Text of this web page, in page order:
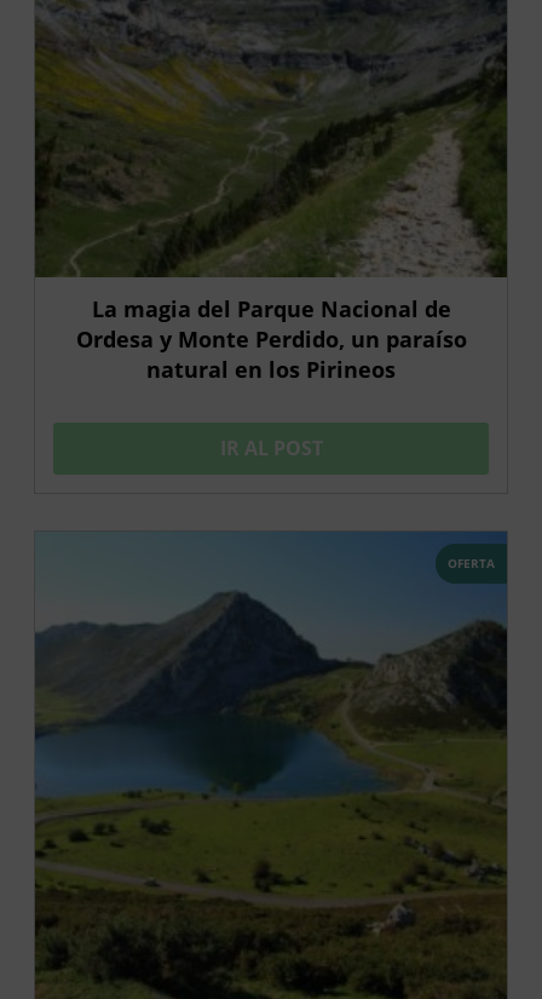
La magia del Parque Nacional de
Ordesa y Monte Perdido, un paraíso
natural en los Pirineos
IR AL POST
OFERTA